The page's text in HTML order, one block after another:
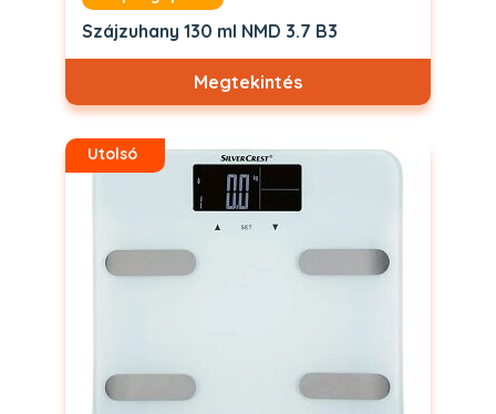
Szájzuhany 130 ml NMD 3.7 B3
Megtekintés
Utolsó